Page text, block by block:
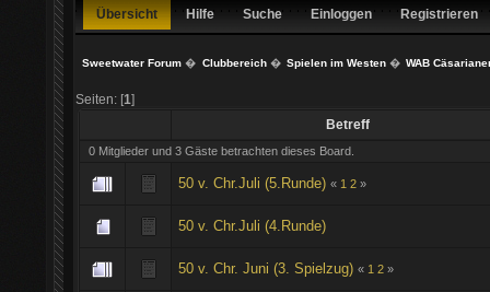
Übersicht Hilfe Suche Einloggen Registrieren
Sweetwater Forum � Clubbereich� Spielen im Westen� WAB
Seiten: [1]
Betreff
0 Mitglieder und 3 Gäste betrachten dieses Board.
50 v. Chr.Juli (5.Runde) « 1 2 »
50 v. Chr.Juli (4.Runde)
50 v. Chr. Juni (3. Spielzug) « 1 2 »